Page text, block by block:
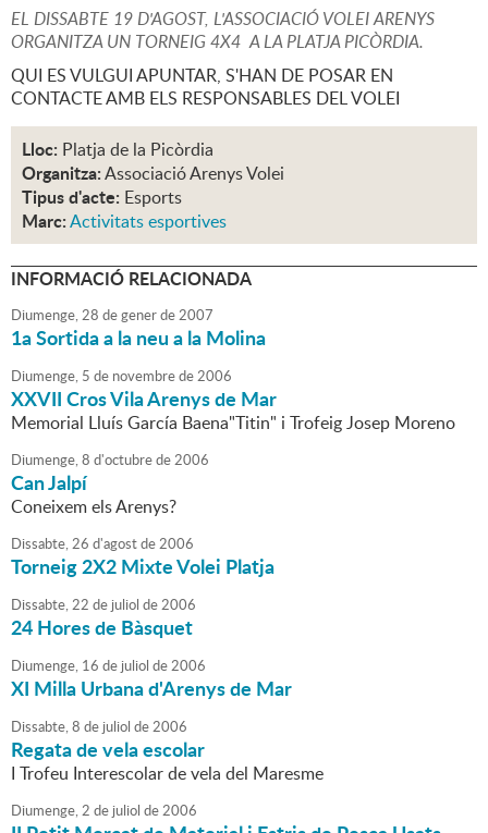
EL DISSABTE 19 D'AGOST, L'ASSOCIACIÓ VOLEI ARENYS
ORGANITZA UN TORNEIG 4X4 A LA PLATJA PICÒRDIA.
QUI ES VULGUI APUNTAR, S'HAN DE POSAR EN
CONTACTE AMB ELS RESPONSABLES DEL VOLEI
Lloc: Platja de la Picòrdia
Organitza:Associació Arenys Volei
Tipus d'acte: Esports
Marc:Activitats esportives
INFORMACIÓ RELACIONADA
Diumenge,28 degenerde2007
1a Sortida a la neu a la Molina
Diumenge, 5 de novembrede2006
XXVII Cros Vila Arenys de Mar
Memorial Lluís García Baena"Titin" i Trofeig Josep Moreno
Diumenge,8 d'octubrede2006
Can Jalpí
Coneixem els Arenys?
Dissabte,26 d'agostde2006
Torneig 2X2 Mixte Volei Platja
Dissabte,22 de juliol de2006
24 Hores de Bàsquet
Diumenge, 16 de juliol de2006
XI Milla Urbana d'Arenys de Mar
Dissabte,8 de juliol de2006
Regata de vela escolar
I Trofeu Interescolar de vela del Maresme
Diumenge,2 de juliol de2006